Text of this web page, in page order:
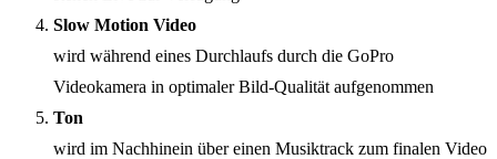
Slow Motion Video
wird während eines Durchlaufs durch die GoPro
Videokamera in optimaler Bild-Qualität aufgenommen
Ton
wird im Nachhinein über einen Musiktrack zum finalen Video